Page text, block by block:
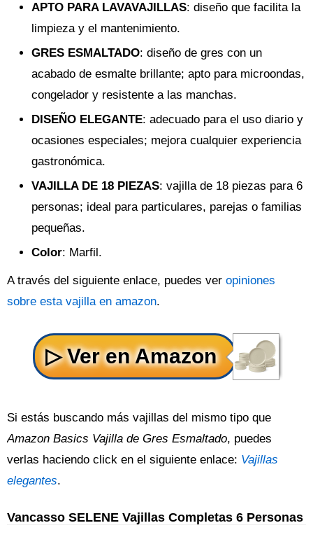
APTO PARA LAVAVAJILLAS: diseño que facilita la
limpieza y el mantenimiento.
GRES ESMALTADO: diseño de gres con un
acabado de esmalte brillante; apto para microondas,
congelador y resistente a las manchas.
DISEÑO ELEGANTE: adecuado para el uso diario y
ocasiones especiales; mejora cualquier experiencia
gastronómica.
VAJILLA DE 18 PIEZAS: vajilla de 18 piezas para 6
personas; ideal para particulares, parejas o familias
pequeñas.
Color: Marfil.
A través del siguiente enlace, puedes ver opiniones
sobre esta vajilla en amazon.
Si estás buscando más vajillas del mismo tipo que
Amazon Basics Vajilla de Gres Esmaltado, puedes
verlas haciendo click en el siguiente enlace: Vajillas
elegantes.
Vancasso SELENE Vajillas Completas 6 Personas